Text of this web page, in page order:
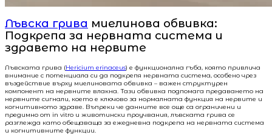
Лъвска грива миелинова обвивка:
Подкрепа за нервната система и
здравето на нервите
Лъвската грива (Hericium erinaceus) е функционална гъба, която привлича
внимание с потенциала си да подкрепя нервната система, особено чрез
въздействие върху миелиновата обвивка – важен структурен
компонент на нервните влакна. Тази обвивка подпомага предаването на
нервните сигнали, което е ключово за нормалната функция на нервите и
когнитивното здраве. Въпреки че данните все още са ограничени и
предимно от in vitro и животински проучвания, лъвската грива се
разглежда като обещаваща за ежедневна подкрепа на нервната система
и когнитивните функции.